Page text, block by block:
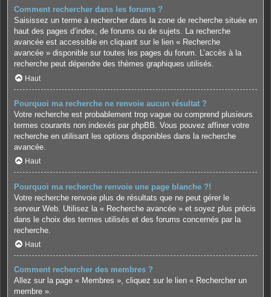
Comment rechercher dans les forums ?
Saisissez un terme à rechercher dans la zone de recherche située en
haut des pages d’index, de forums ou de sujets. La recherche
avancée est accessible en cliquant sur le lien « Recherche
avancée » disponible sur toutes les pages du forum. L’accès à la
recherche peut dépendre des thèmes graphiques utilisés.
Haut
Pourquoi ma recherche ne renvoie aucun résultat ?
Votre recherche est probablement trop vague ou comprend plusieurs
termes courants non indexés par phpBB. Vous pouvez affiner votre
recherche en utilisant les options disponibles dans la recherche
avancée.
Haut
Pourquoi ma recherche renvoie une page blanche ?!
Votre recherche renvoie plus de résultats que ne peut gérer le
serveur Web. Utilisez la « Recherche avancée » et soyez plus précis
dans le choix des termes utilisés et des forums concernés par la
recherche.
Haut
Comment rechercher des membres ?
Allez sur la page « Membres », cliquez sur le lien « Rechercher un
membre ».